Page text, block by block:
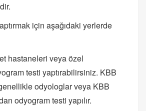
için aşağıdaki yerlerde
hastaneleri veya özel
testi yaptırabilirsiniz. KBB
odyologlar veya KBB
odyogram testi yapılır.